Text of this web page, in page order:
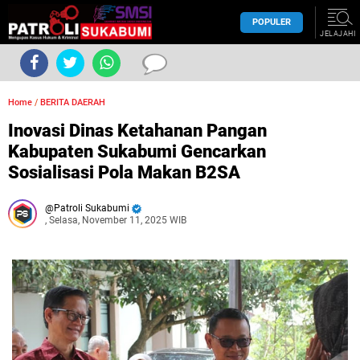
POPULER
JELAJAHI
Home / BERITA DAERAH
Inovasi Dinas Ketahanan Pangan
Kabupaten Sukabumi Gencarkan
Sosialisasi Pola Makan B2SA
Patroli Sukabumi
, Selasa, November 11, 2025 WIB